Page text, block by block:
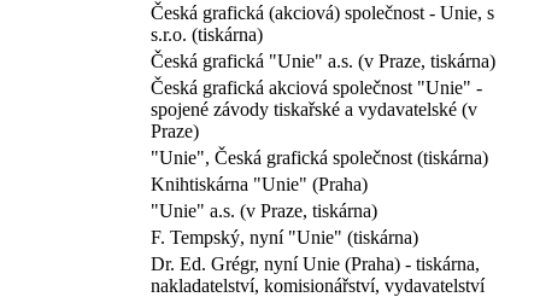
Česká grafická (akciová) společnost - Unie, s
s.r.o. (tiskárna)
Česká grafická "Unie" a.s. (v Praze, tiskárna)
Česká grafická akciová společnost "Unie" -
spojené závody tiskařské a vydavatelské (v
Praze)
"Unie", Česká grafická společnost (tiskárna)
Knihtiskárna "Unie" (Praha)
"Unie" a.s. (v Praze, tiskárna)
F. Tempský, nyní "Unie" (tiskárna)
Dr. Ed. Grégr, nyní Unie (Praha) - tiskárna,
nakladatelství, komisionářství, vydavatelství